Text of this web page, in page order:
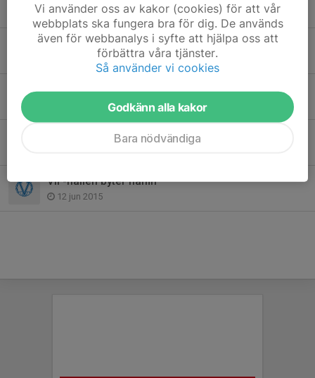
27 dec 2023
Värmdö IF har sorg
17 apr 2023
Värmdö IF-familjen har sorg
Sommarfotbollsskolan en succé!
VIF-hallen byter namn
12 jun 2015
Vi använder oss av kakor (cookies) för att vår
webbplats ska fungera bra för dig. De används
även för webbanalys i syfte att hjälpa oss att
förbättra våra tjänster.
Så använder vi cookies
Godkänn alla kakor
Bara nödvändiga